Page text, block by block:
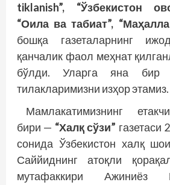
tiklanish”, “Ўзбекистон
“Оила ва табиат”,
бошқа газеталарнинг
қанчалик фаол меҳнат
бўлди. Уларга яна бир
тилакларимизни изҳор этамиз.
Мамлакатимизнинг
бири — “Халқ сўзи” газетаси
сонида Ўзбекистон халқ
Саййиднинг атоқли
мутафаккири Ажиниёз